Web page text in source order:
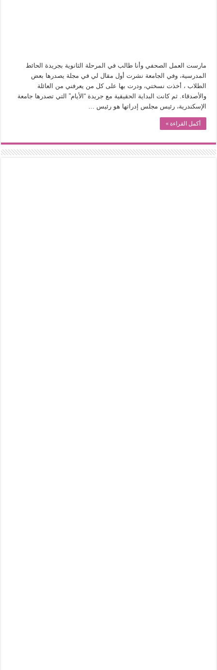
“الرحالة العرب واكتشاف أوروبا”.. قراءة جديدة لبدايات “الاستغراب”
عوالم منصورة عز الدين.. حين يصبح الزمن بطل الرواية
الطعام في الحضارة الإسلامية.. تاريخ يُقرأ بالنكهات
مارست العمل الصحفي وأنا طالب في المرحلة الثانوية بجريدة الحائط
المدرسية، وفي الجامعة نشرت أول مقال لي في مجلة يصدرها بعض
الطلاب ، أخذت نسختي، ودرت بها على كل من يعرفني من العائلة
والأصدقاء. ثم كانت البداية الحقيقية مع جريدة “الأيام” التي تصدرها جامعة
الإسكندرية، رئيس مجلس إدراتها هو رئيس …
أكمل القراءة »